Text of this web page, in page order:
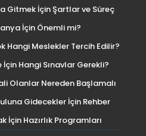
Gitmek İçin Şartlar ve Süreç
İçin Önemli mi?
Hangi Meslekler Tercih Edilir?
İçin Hangi Sınavlar Gerekli?
Olanlar Nereden Başlamalı
Gidecekler İçin Rehber
İçin Hazırlık Programları